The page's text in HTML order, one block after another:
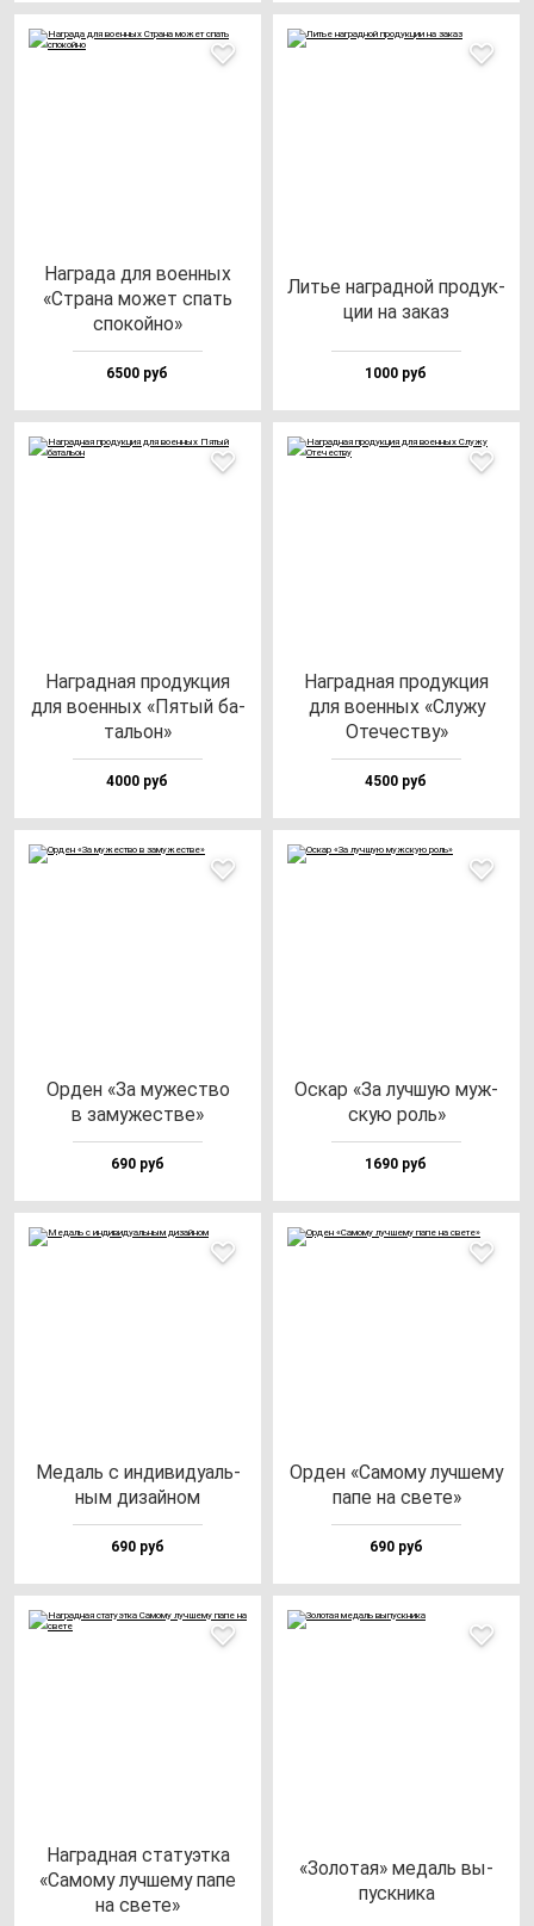
Наг­ра­да для во­ен­ных
«Стра­на мо­жет спать
спо­кой­но»
6500 руб
Литье наг­рад­ной про­дук­
ции на за­каз
1000 руб
Наг­рад­ная про­дук­ция
для во­ен­ных «Пятый ба­
таль­он»
4000 руб
Наг­рад­ная про­дук­ция
для во­ен­ных «Слу­жу
Оте­чес­тву»
4500 руб
Орден «За му­жес­тво
в за­му­жес­тве»
690 руб
Оскар «За луч­шую муж­
скую роль»
1690 руб
Медаль с ин­ди­ви­ду­аль­
ным ди­зай­ном
690 руб
Орден «Само­му луч­ше­му
па­пе на све­те»
690 руб
Наг­рад­ная ста­ту­эт­ка
«Само­му луч­ше­му па­пе
на све­те»
«Золо­тая» ме­даль вы­
пус­кни­ка